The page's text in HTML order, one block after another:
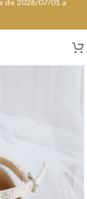
de 2026/07/01 a